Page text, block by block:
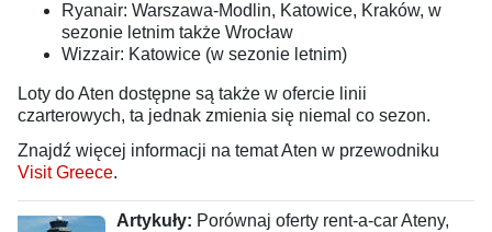
Ryanair: Warszawa-Modlin, Katowice, Kraków, w
sezonie letnim także Wrocław
Wizzair: Katowice (w sezonie letnim)
Loty do Aten dostępne są także w ofercie linii
czarterowych, ta jednak zmienia się niemal co sezon.
Znajdź więcej informacji na temat Aten w przewodniku
Visit Greece.
Artykuły: Porównaj oferty rent-a-car Ateny,